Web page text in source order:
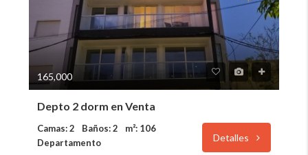
165,000
Depto 2 dorm en Venta
Camas: 2 Baños: 2
m²: 106
Departamento
Detalles